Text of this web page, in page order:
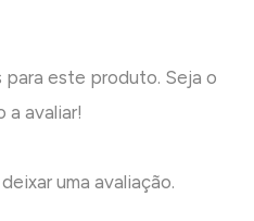
para este produto. Seja o
a avaliar!
uma avaliação.